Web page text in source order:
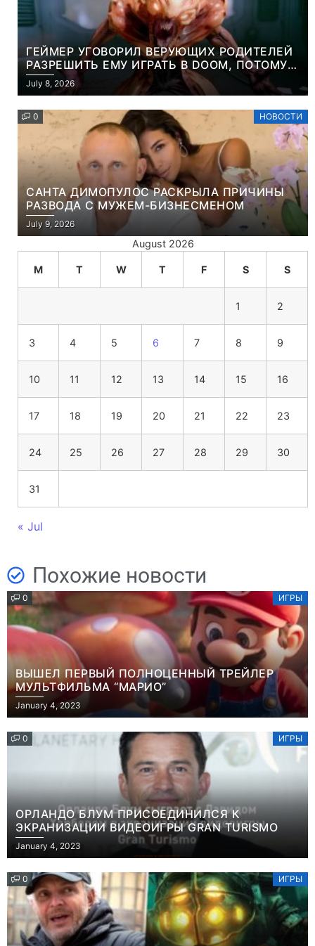
ГЕЙМЕР УГОВОРИЛ ВЕРУЮЩИХ РОДИТЕЛЕЙ
РАЗРЕШИТЬ ЕМУ ИГРАТЬ В DOOM, ПОТОМУ
ЧТО ЭТО ХРИСТИАНСКАЯ ИГРА ПРО
УБИЙСТВО ДЕМОНОВ
July 8, 2026
0 НОВОСТИ
САНТА ДИМОПУЛОС РАСКРЫЛА ПРИЧИНЫ
РАЗВОДА С МУЖЕМ-БИЗНЕСМЕНОМ
July 9, 2026
August 2026
M T W T F S S
1 2
3 4 5 6 7 8 9
10 11 12 13 14 15 16
17 18 19 20 21 22 23
24 25 26 27 28 29 30
31
« Jul
Похожие новости
0 ИГРЫ
ВЫШЕЛ ПЕРВЫЙ ПОЛНОЦЕННЫЙ ТРЕЙЛЕР
МУЛЬТФИЛЬМА “МАРИО”
January 4, 2023
0 ИГРЫ
ОРЛАНДО БЛУМ ПРИСОЕДИНИЛСЯ К
ЭКРАНИЗАЦИИ ВИДЕОИГРЫ GRAN TURISMO
January 4, 2023
0 ИГРЫ